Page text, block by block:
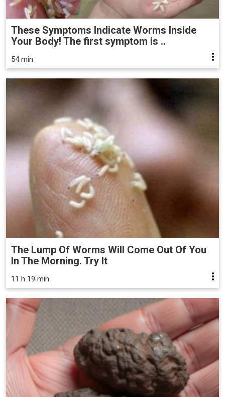
These Symptoms Indicate Worms Inside
Your Body! The first symptom is ..
54 min
The Lump Of Worms Will Come Out Of You
In The Morning. Try It
11 h 19 min